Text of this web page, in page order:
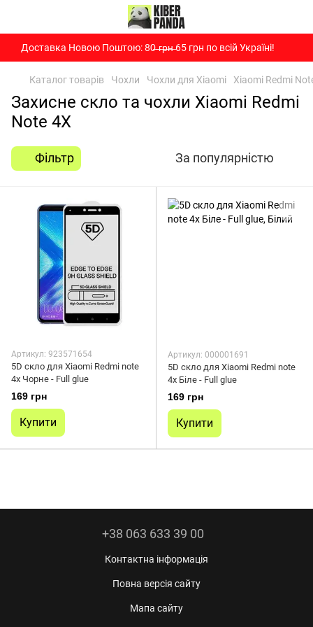
Доставка Новою Поштою: 80̶ ̶г̶р̶н̶ 65 грн по всій Україні!
Каталог товарів Чохли Чохли для Xiaomi Xiaomi Redmi Note
Захисне скло та чохли Xiaomi Redmi
Note 4X
Фільтр За популярністю
Артикул: 923571654
5D скло для Xiaomi Redmi note
4x Чорне - Full glue
169 грн
Купити
Артикул: 000001691
5D скло для Xiaomi Redmi note
4x Біле - Full glue
169 грн
Купити
+38 063 633 39 00
Контактна інформація
Повна версія сайту
Мапа сайту